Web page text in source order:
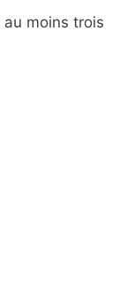
moins trois